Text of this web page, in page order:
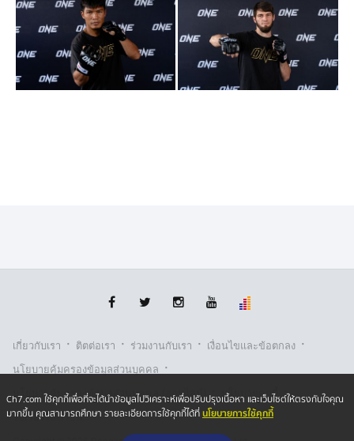
ขณะที่ “ปตท.” มีคิวปะทะ “จูลิโอ โลโบ” จากบราซิล ภายใต้
เห็นเวลาโดนอาวุธหนัก ๆ และบางช่วงก็มีแรงตกเหมือนกัน
ถ้าเป็นไปได้ ผมอยากชนะน็อก และคว้าสัญญา ONE ให้ได้
ผมเห็นน้องผม นาบิล เสียแชมป์ไป ยิ่งทำให้ผมมีแรงผลักดัน
อยากขึ้นไปคว้าเข็มขัดรุ่นแบนตัมเวตครับ”
เกี่ยวกับเรา · ติตต่อเรา · ร่วมงานกับเรา · เงื่อนไขและข้อตกลง ·
นโยบายคุ้มครองข้อมูลส่วนบุคคล ·
นโยบายคุ้มครองข้อมูลส่วนบุคคล (ออนไลน์) · นโยบายคุกกี้ ·
รับเรื่องร้องเรียน
Ch7.com ใช้คุกกี้เพื่อที่จะได้นำข้อมูลไปวิเคราะห์เพื่อปรับปรุงเนื้อหา และเว็บไซต์ให้ตรงกับใจคุณ
มากขึ้น คุณสามารถศึกษา รายละเอียดการใช้คุกกี้ได้ที่นโยบายการใช้คุกกี้